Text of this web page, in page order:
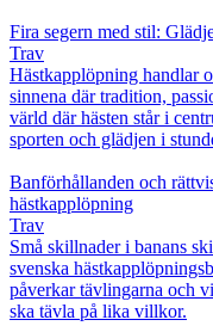
Fira segern med stil:
Trav
Hästkapplöpning handlar
sinnena där tradition,
värld där hästen står i
sporten och glädjen i
Banförhållanden och
hästkapplöpning
Trav
Små skillnader i banans
svenska
påverkar tävlingarna och
ska tävla på lika villkor.